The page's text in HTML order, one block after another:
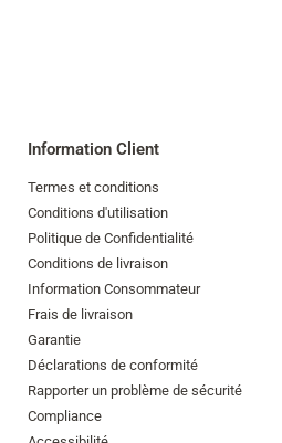
Passer à la recherche
Passer à la sélection de langue
Skip to Cookie Configuration
Cart
Shift+Alt+C
Customer Account
Information Client
Termes et conditions
Conditions d'utilisation
Politique de Confidentialité
Conditions de livraison
Information Consommateur
Frais de livraison
Garantie
Déclarations de conformité
Rapporter un problème de sécurité
Compliance